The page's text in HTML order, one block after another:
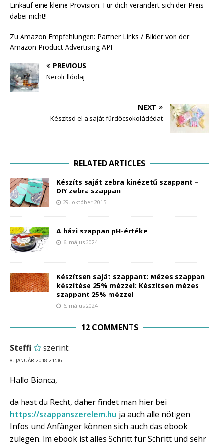
Einkauf eine kleine Provision. Für dich verändert sich der Preis
dabei nicht!!
Zu Amazon Empfehlungen: Partner Links / Bilder von der
Amazon Product Advertising API
PREVIOUS
Neroli illóolaj
NEXT
Készítsd el a saját fürdőcsokoládédat
RELATED ARTICLES
Készíts saját zebra kinézetű szappant –
DIY zebra szappan
29. október 2015
A házi szappan pH-értéke
6. május 2024
Készítsen saját szappant: Mézes szappan
készítése 25% mézzel: Készítsen mézes
szappant 25% mézzel
6. május 2024
12 COMMENTS
Steffi
szerint:
8. JANUÁR 2018 21:36
Hallo Bianca,
da hast du Recht, daher findet man hier bei
https://szappanszerelem.hu ja auch alle nötigen
Infos und Anfänger können sich auch das ebook
zulegen. Im ebook ist alles Schritt für Schritt und sehr